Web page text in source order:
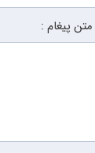
متن پیغام :